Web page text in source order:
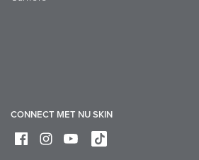
CONNECT MET NU SKIN